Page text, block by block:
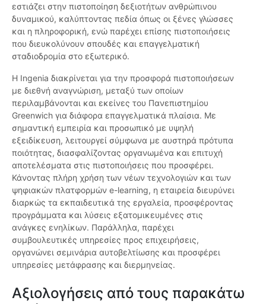
εστιάζει στην πιστοποίηση δεξιοτήτων ανθρώπινου
δυναμικού, καλύπτοντας πεδία όπως οι ξένες γλώσσες
και η πληροφορική, ενώ παρέχει επίσης πιστοποιήσεις
που διευκολύνουν σπουδές και επαγγελματική
σταδιοδρομία στο εξωτερικό.
Η Ingenia διακρίνεται για την προσφορά πιστοποιήσεων
με διεθνή αναγνώριση, μεταξύ των οποίων
περιλαμβάνονται και εκείνες του Πανεπιστημίου
Greenwich για διάφορα επαγγελματικά πλαίσια. Με
σημαντική εμπειρία και προσωπικό με υψηλή
εξειδίκευση, λειτουργεί σύμφωνα με αυστηρά πρότυπα
ποιότητας, διασφαλίζοντας οργανωμένα και επιτυχή
αποτελέσματα στις πιστοποιήσεις που προσφέρει.
Κάνοντας πλήρη χρήση των νέων τεχνολογιών και των
ψηφιακών πλατφορμών e-learning, η εταιρεία διευρύνει
διαρκώς τα εκπαιδευτικά της εργαλεία, προσφέροντας
προγράμματα και λύσεις εξατομικευμένες στις
ανάγκες ενηλίκων. Παράλληλα, παρέχει
συμβουλευτικές υπηρεσίες προς επιχειρήσεις,
οργανώνει σεμινάρια αυτοβελτίωσης και προσφέρει
υπηρεσίες μετάφρασης και διερμηνείας.
Αξιολογήσεις από τους παρακάτω